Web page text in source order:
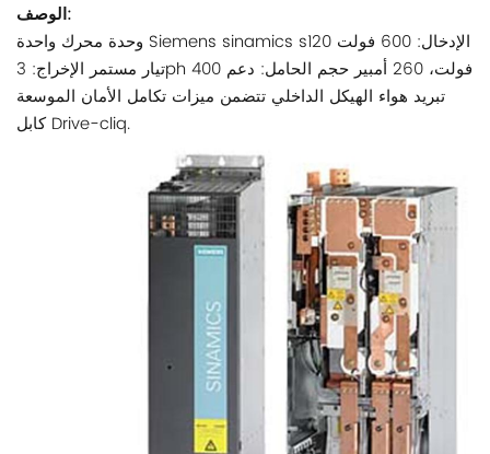
الوصف:
وحدة محرك واحدة Siemens sinamics s120 الإدخال: 600 فولت
تيار مستمر الإخراج: 3ph 400 فولت، 260 أمبير حجم الحامل: دعم
تبريد هواء الهيكل الداخلي تتضمن ميزات تكامل الأمان الموسعة
كابل Drive-cliq.